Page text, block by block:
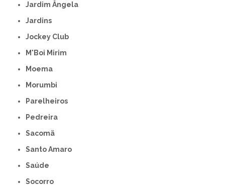
Jardim Ângela
Jardins
Jockey Club
M'Boi Mirim
Moema
Morumbi
Parelheiros
Pedreira
Sacomã
Santo Amaro
Saúde
Socorro